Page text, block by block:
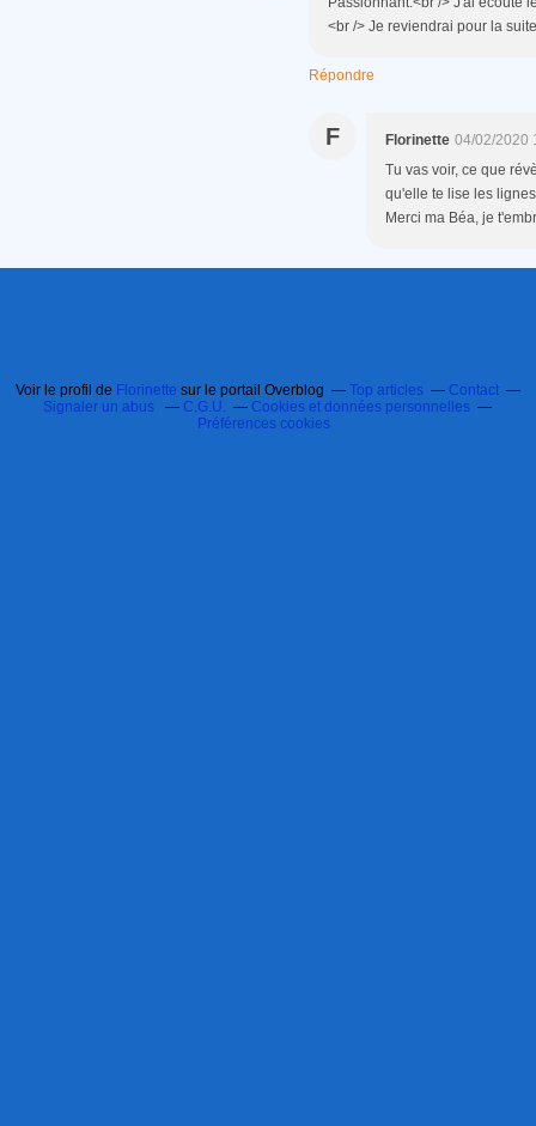
<br /> Je reviendrai pour la
Répondre
F Florinette 04/02/2020
Tu vas voir, ce que
qu'elle te lise les
Merci ma Béa, je
Voir le profil de Florinette sur le portail Overblog Top articles
Contact
Signaler un abus
C.G.U.
Cookies et données personnelles
Préférences cookies